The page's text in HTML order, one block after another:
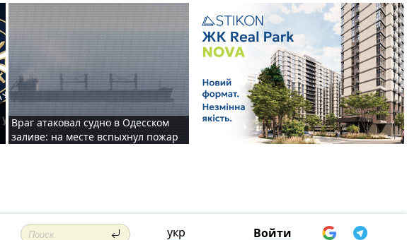
Враг атаковал судно в Одесском
заливе: на месте вспыхнул пожар
укр Войти